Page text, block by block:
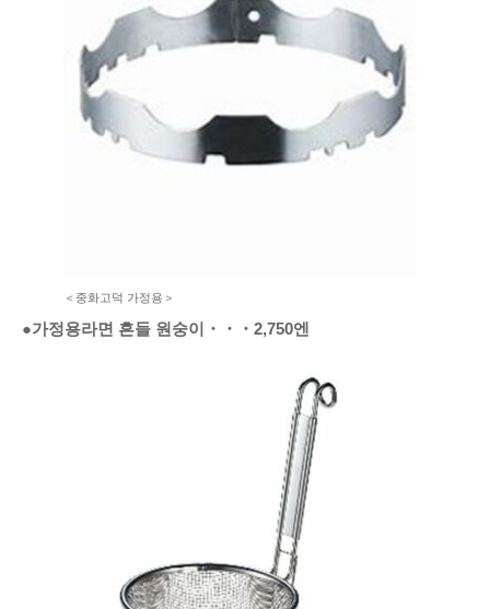
＜중화고덕 가정용＞
●가정용라면 흔들 원숭이 ・・・ 2,750엔